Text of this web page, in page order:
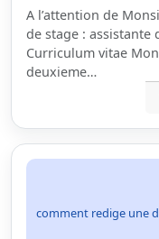
A l’attention de
de stage : assistante
Curriculum vitae
deuxieme…
comment redige une